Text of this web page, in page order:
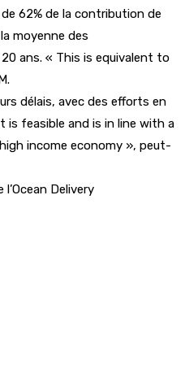
62% de la contribution de
moyenne des
ans. « This is equivalent to
délais, avec des efforts en
feasible and is in line with a
income economy », peut-
Delivery